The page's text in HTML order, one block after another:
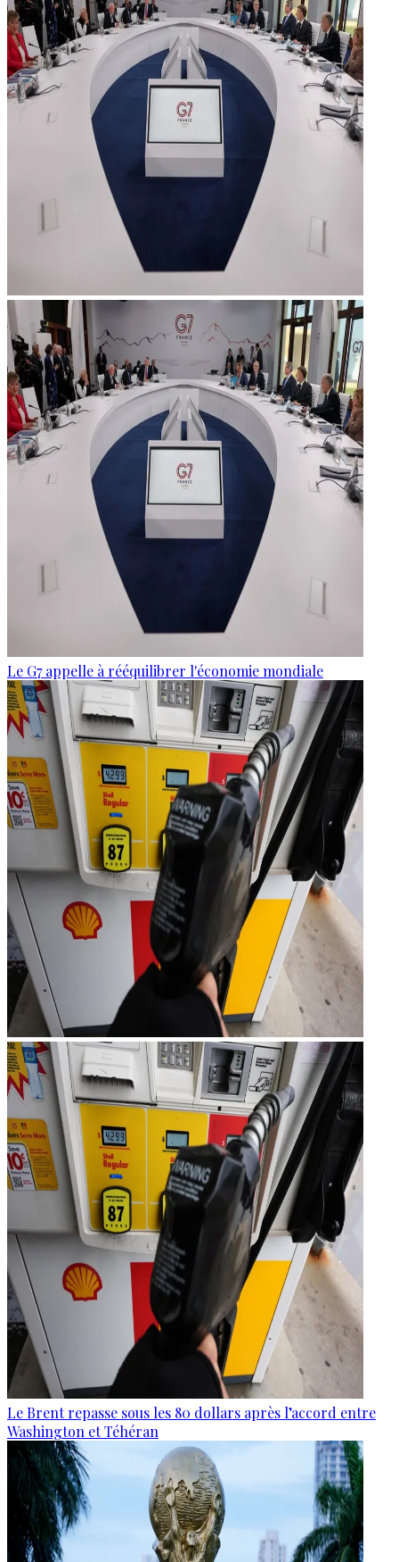
Le G7 appelle à rééquilibrer l'économie mondiale
Le Brent repasse sous les 80 dollars après l’accord entre
Washington et Téhéran